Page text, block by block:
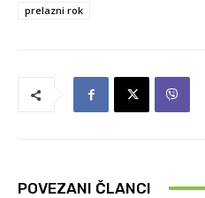
prelazni rok
POVEZANI ČLANCI